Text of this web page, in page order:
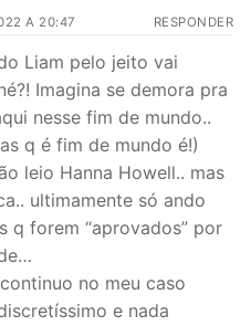
A 20:47 RESPONDER
Liam pelo jeito vai
Imagina se demora pra
nesse fim de mundo..
q é fim de mundo é!)
leio Hanna Howell.. mas
ultimamente só ando
q forem “aprovados” por
no meu caso
e nada